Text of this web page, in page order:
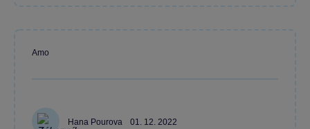
Hana Pourova
01. 12. 2022
Amo